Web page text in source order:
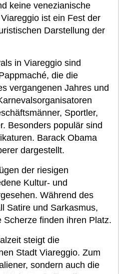
keine venezianische
ist ein Fest der
Darstellung der
in Viareggio sind
die die
vergangenen Jahres und
Sportler,
Besonders populär sind
Barack Obama
dargestellt.
der riesigen
Kultur- und
Während des
Satire und Sarkasmus,
finden ihren Platz.
steigt die
Stadt Viareggio. Zum
sondern auch die